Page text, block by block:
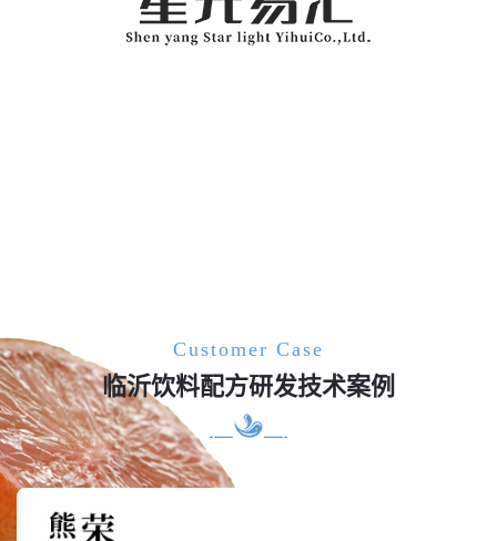
Customer Case
临沂饮料配方研发技术案例